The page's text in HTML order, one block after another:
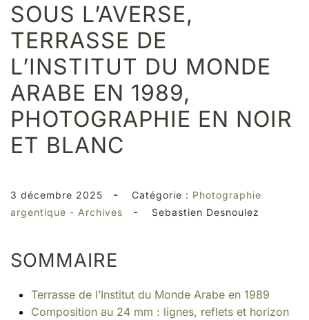
SOUS L’AVERSE,
TERRASSE DE
L’INSTITUT DU MONDE
ARABE EN 1989,
PHOTOGRAPHIE EN NOIR
ET BLANC
3 décembre 2025 - Catégorie : Photographie
argentique - Archives
- Sebastien Desnoulez
SOMMAIRE
Terrasse de l’Institut du Monde Arabe en 1989
Composition au 24 mm : lignes, reflets et horizon